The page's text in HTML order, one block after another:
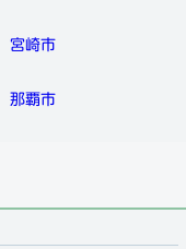
宮崎市
那覇市